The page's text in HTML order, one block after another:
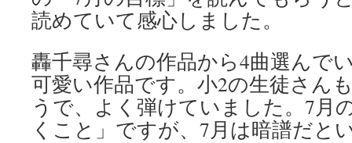
読めていて感心しました。
轟千尋さんの作品から4曲選んで
可愛い作品です。小2の生徒さん
うで、よく弾けていました。7月
くこと」ですが、7月は暗譜だと